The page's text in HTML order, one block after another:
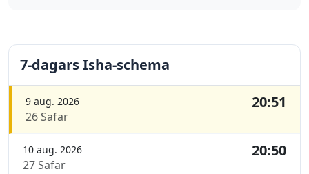
7-dagars Isha-schema
9 aug. 2026
26 Safar
20:51
10 aug. 2026
27 Safar
20:50